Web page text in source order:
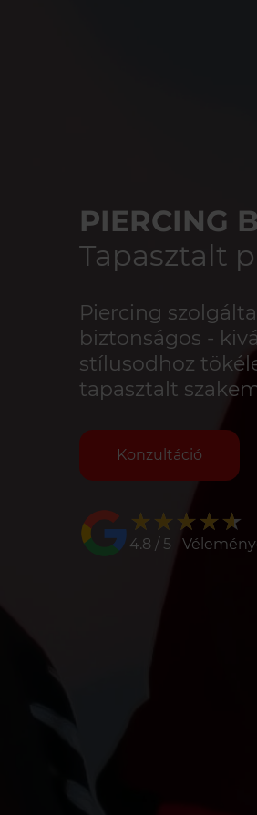
PIERCING
Tapasztalt
Piercing
biztonságos -
stílusodhoz
tapasztalt
Konzultáció
★★★★★
★★★★★
4.8 / 5